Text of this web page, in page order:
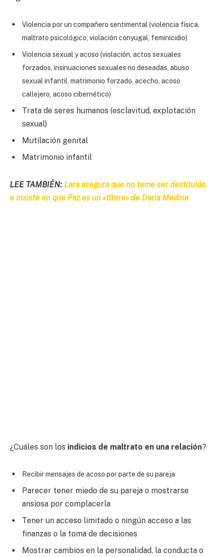
Violencia por un compañero sentimental (violencia física,
maltrato psicológico, violación conyugal, feminicidio)
Violencia sexual y acoso (violación, actos sexuales
forzados, insinuaciones sexuales no deseadas, abuso
sexual infantil, matrimonio forzado, acecho, acoso
callejero, acoso cibernético)
Trata de seres humanos (esclavitud, explotación
sexual)
Mutilación genital
Matrimonio infantil
LEE TAMBIÉN: Lara asegura que no teme ser destituido
e insiste en que Paz es un «títere» de Doria Medina
¿Cuáles son los indicios de maltrato en una relación?
Recibir mensajes de acoso por parte de su pareja
Parecer tener miedo de su pareja o mostrarse
ansiosa por complacerla
Tener un acceso limitado o ningún acceso a las
finanzas o la toma de decisiones
Mostrar cambios en la personalidad, la conducta o